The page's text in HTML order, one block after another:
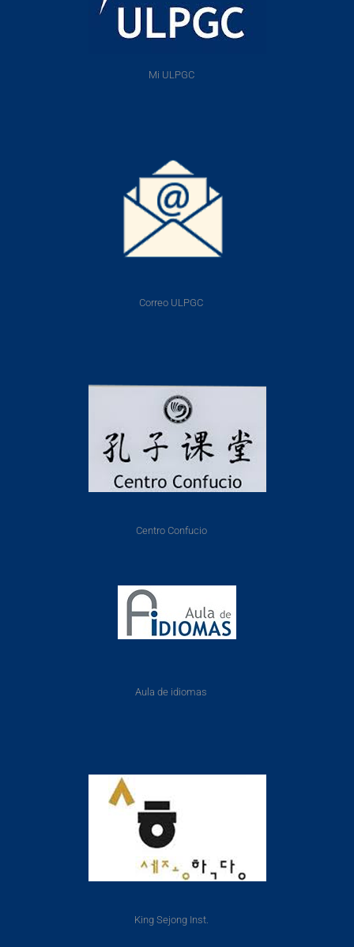
Mi ULPGC
Correo ULPGC
Centro Confucio
Aula de idiomas
King Sejong Inst.